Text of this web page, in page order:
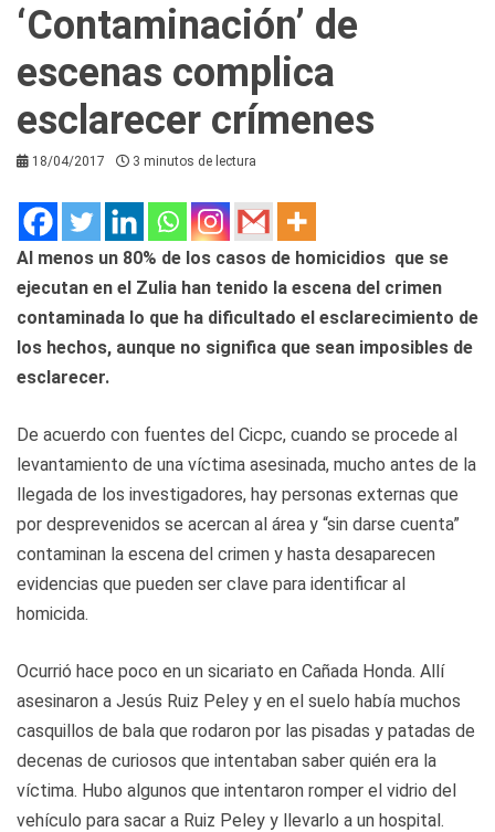
‘Contaminación’ de
escenas complica
esclarecer crímenes
18/04/2017 3 minutos de lectura
Al menos un 80% de los casos de homicidios que se
ejecutan en el Zulia han tenido la escena del crimen
contaminada lo que ha dificultado el esclarecimiento de
los hechos, aunque no significa que sean imposibles de
esclarecer.
De acuerdo con fuentes del Cicpc, cuando se procede al
levantamiento de una víctima asesinada, mucho antes de la
llegada de los investigadores, hay personas externas que
por desprevenidos se acercan al área y “sin darse cuenta”
contaminan la escena del crimen y hasta desaparecen
evidencias que pueden ser clave para identificar al
homicida.
Ocurrió hace poco en un sicariato en Cañada Honda. Allí
asesinaron a Jesús Ruiz Peley y en el suelo había muchos
casquillos de bala que rodaron por las pisadas y patadas de
decenas de curiosos que intentaban saber quién era la
víctima. Hubo algunos que intentaron romper el vidrio del
vehículo para sacar a Ruiz Peley y llevarlo a un hospital.